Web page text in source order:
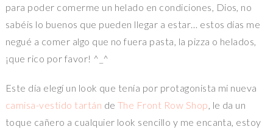
para poder comerme un helado en condiciones, Dios, no
sabéis lo buenos que pueden llegar a estar… estos días me
negué a comer algo que no fuera pasta, la pizza o helados,
¡que rico por favor! ^_^
Este día elegí un look que tenía por protagonista mi nueva
camisa-vestido tartán de The Front Row Shop , le da un
toque cañero a cualquier look sencillo y me encanta, estoy